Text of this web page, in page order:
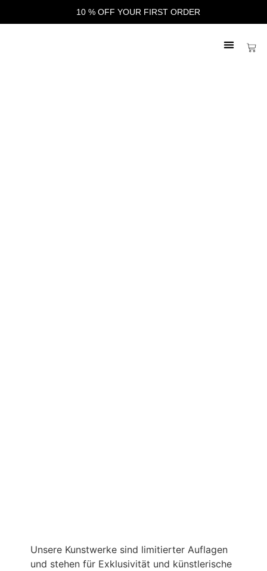
10 % OFF YOUR FIRST ORDER
Unsere Kunstwerke sind limitierter Auflagen
und stehen für Exklusivität und künstlerische